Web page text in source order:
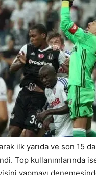
ilk yarıda ve son 15
Top kullanımlarında